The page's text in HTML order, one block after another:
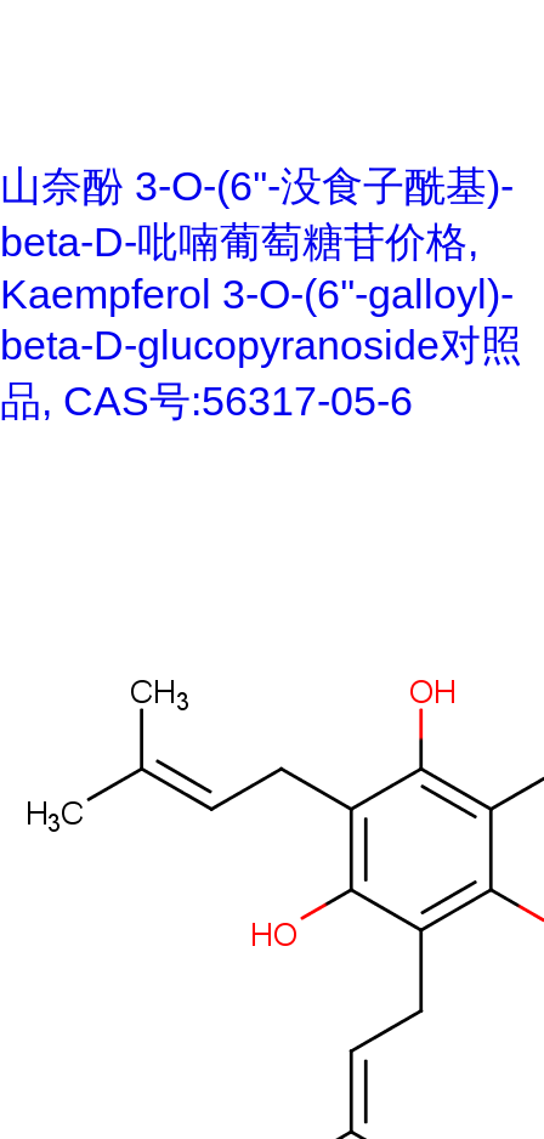
山奈酚 3-O-(6''-没食子酰基)-
beta-D-吡喃葡萄糖苷价格,
Kaempferol 3-O-(6''-galloyl)-
beta-D-glucopyranoside对照
品, CAS号:56317-05-6